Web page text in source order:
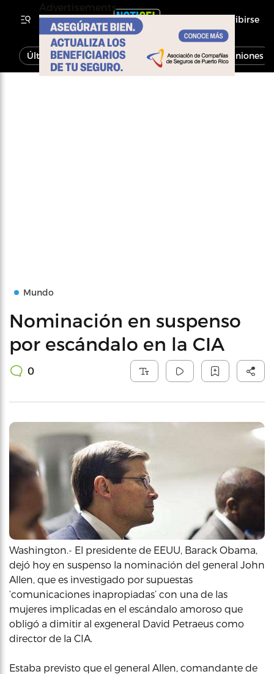
Inscribirse
Última Hora Noticias Economía Opiniones
Mundo
Nominación en suspenso
por escándalo en la CIA
0
Washington.- El presidente de EEUU, Barack Obama,
dejó hoy en suspenso la nominación del general John
Allen, que es investigado por supuestas
‘comunicaciones inapropiadas’ con una de las
mujeres implicadas en el escándalo amoroso que
obligó a dimitir al exgeneral David Petraeus como
director de la CIA.
Estaba previsto que el general Allen, comandante de
Advertisements